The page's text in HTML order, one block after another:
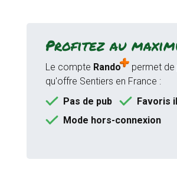
Profitez au
Le compte Rando
permet de
qu'offre Sentiers en France :
Pas de pub
Favoris
Mode hors-connexion